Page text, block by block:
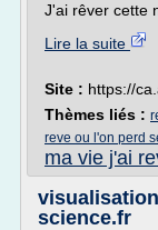
J'ai rêver cette
Lire la suite
Site : https://
Thèmes liés :
reve ou l'on perd
ma vie j'ai
science.fr